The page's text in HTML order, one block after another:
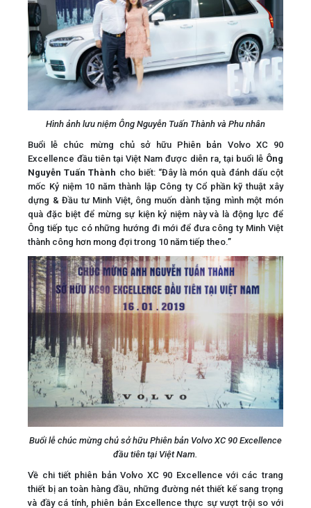
Hình ảnh lưu niệm Ông Nguyễn Tuấn Thành và Phu nhân
Buổi lễ chúc mừng chủ sở hữu Phiên bản Volvo XC 90
Excellence đầu tiên tại Việt Nam được diễn ra, tại buổi lễ Ông
Nguyễn Tuấn Thành cho biết: “Đây là món quà đánh dấu cột
mốc Kỷ niệm 10 năm thành lập Công ty Cổ phần kỹ thuật xây
dựng & Đầu tư Minh Việt, ông muốn dành tặng mình một món
quà đặc biệt để mừng sự kiện kỷ niệm này và là động lực để
Ông tiếp tục có những hướng đi mới để đưa công ty Minh Việt
thành công hơn mong đợi trong 10 năm tiếp theo.”
Buổi lễ chúc mừng chủ sở hữu Phiên bản Volvo XC 90 Excellence
đầu tiên tại Việt Nam.
Về chi tiết phiên bản Volvo XC 90 Excellence với các trang
thiết bị an toàn hàng đầu, những đường nét thiết kế sang trọng
và đầy cá tính, phiên bản Excellence thực sự vượt trội so với